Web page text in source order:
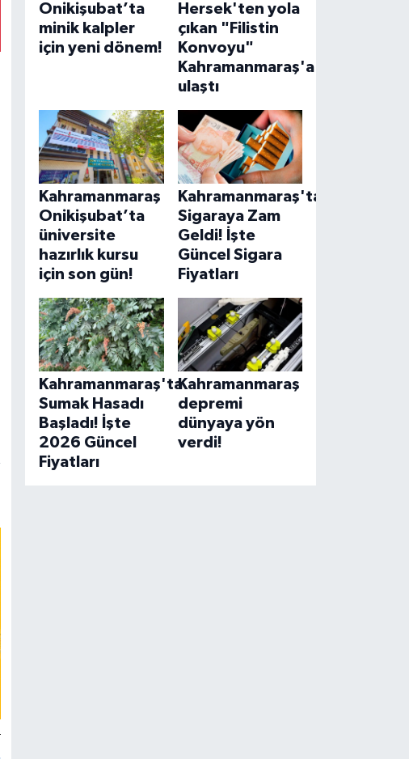
Onikişubat’ta
minik kalpler
için yeni dönem!
Hersek'ten yola
çıkan "Filistin
Konvoyu"
Kahramanmaraş'a
ulaştı
Kahramanmaraş
Onikişubat’ta
üniversite
hazırlık kursu
için son gün!
Kahramanmaraş'ta
Sigaraya Zam
Geldi! İşte
Güncel Sigara
Fiyatları
Kahramanmaraş'ta
Sumak Hasadı
Başladı! İşte
2026 Güncel
Fiyatları
Kahramanmaraş
depremi
dünyaya yön
verdi!